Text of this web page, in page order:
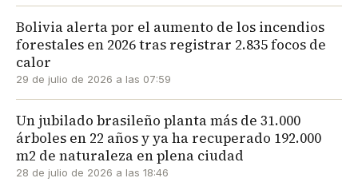
Bolivia alerta por el aumento de los incendios
forestales en 2026 tras registrar 2.835 focos de
calor
29 de julio de 2026 a las 07:59
Un jubilado brasileño planta más de 31.000
árboles en 22 años y ya ha recuperado 192.000
m2 de naturaleza en plena ciudad
28 de julio de 2026 a las 18:46